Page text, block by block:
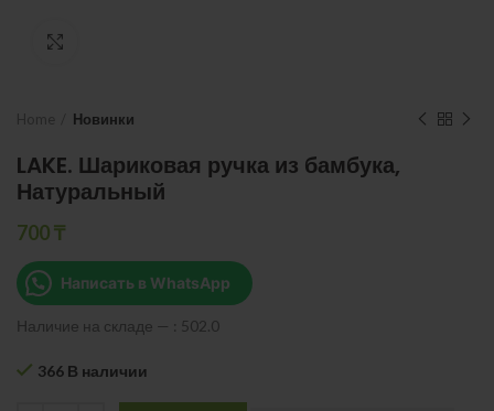
Новинки
LAKE. Шариковая ручка из бамбука,
Натуральный
700₸
Написать в WhatsApp
Наличие на складе — : 502.0
366 В наличии